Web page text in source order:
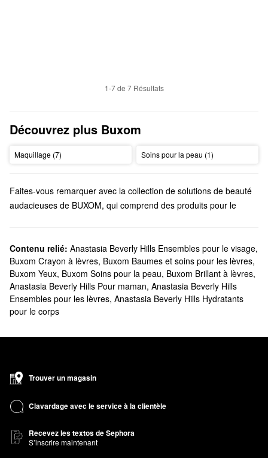
1-7 de 7 Résultats
Découvrez plus Buxom
Maquillage (7) Soins pour la peau (1)
Faites-vous remarquer avec la collection de solutions de beauté
audacieuses de BUXOM, qui comprend des produits pour le
Sephora offre-t-elle des essentiels BUXOM?
Sephora offre un vaste choix de produits demaquillageBUXOM.
Du mascara volumisant au fard à joues en poudre, il y a un
produit pour chaque besoin en matière de beauté. Si vous vous
intéressez auxformules pour les lèvres, assurez-vous de jeter
un coup d'œil aux brillants à lèvres repulpant, aux crayons, aux
sérums et aux baumes de BUXOM. Ils sont également
l’amour avec une amie.
Le populairebrillant à lèvres repulpant Full-On™
lui un superbe fini brillant. Avec son complexe novateur de
peptides qui donne des résultats impressionnants, les vitamines
Contenu relié: Anastasia Beverly Hills Ensembles pour le visage,
Buxom Crayon à lèvres, Buxom Baumes et soins pour les lèvres,
Buxom Yeux, Buxom Soins pour la peau, Buxom Brillant à lèvres,
Anastasia Beverly Hills Pour maman, Anastasia Beverly Hills
Ensembles pour les lèvres, Anastasia Beverly Hills Hydratants
pour le corps
Trouver un magasin
Clavardage avec le service à la clientèle
Recevez les textos de Sephora
S’inscrire maintenant